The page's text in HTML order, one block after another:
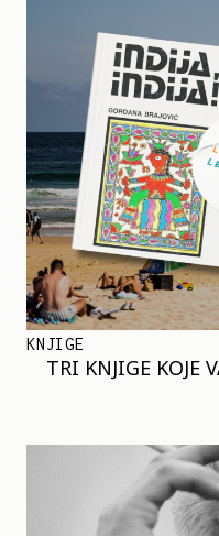
KNJIGE
TRI KNJIGE KOJE